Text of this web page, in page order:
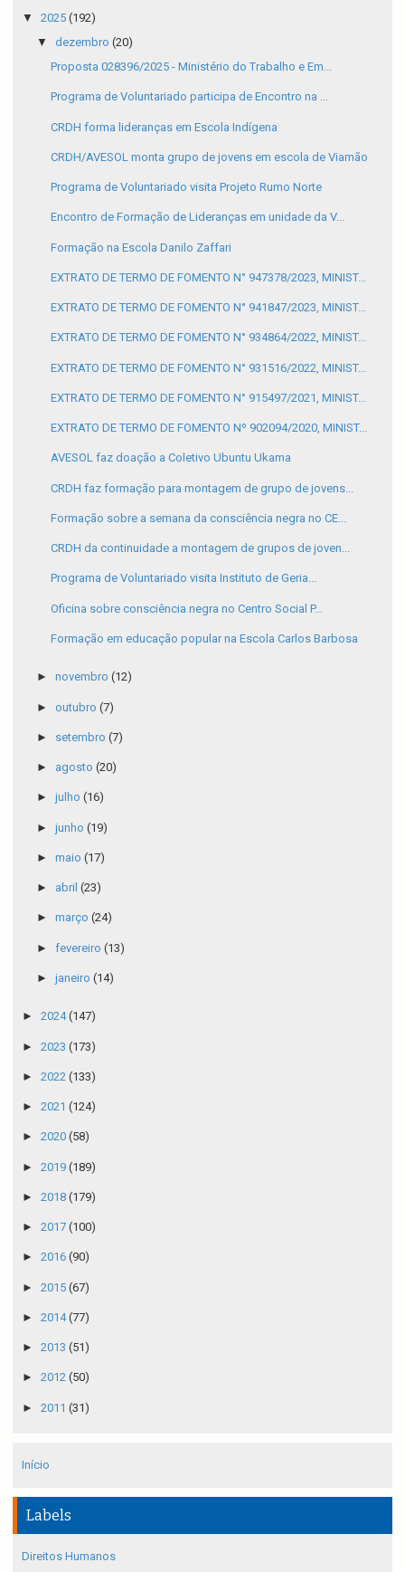
▼ 2025 (192)
▼ dezembro (20)
Proposta 028396/2025 - Ministério do Trabalho e Em...
Programa de Voluntariado participa de Encontro na ...
CRDH forma lideranças em Escola Indígena
CRDH/AVESOL monta grupo de jovens em escola de Viamão
Programa de Voluntariado visita Projeto Rumo Norte
Encontro de Formação de Lideranças em unidade da V...
Formação na Escola Danilo Zaffari
EXTRATO DE TERMO DE FOMENTO N° 947378/2023, MINIST...
EXTRATO DE TERMO DE FOMENTO N° 941847/2023, MINIST...
EXTRATO DE TERMO DE FOMENTO N° 934864/2022, MINIST...
EXTRATO DE TERMO DE FOMENTO N° 931516/2022, MINIST...
EXTRATO DE TERMO DE FOMENTO N° 915497/2021, MINIST...
EXTRATO DE TERMO DE FOMENTO Nº 902094/2020, MINIST...
AVESOL faz doação a Coletivo Ubuntu Ukama
CRDH faz formação para montagem de grupo de jovens...
Formação sobre a semana da consciência negra no CE...
CRDH da continuidade a montagem de grupos de joven...
Programa de Voluntariado visita Instituto de Geria...
Oficina sobre consciência negra no Centro Social P...
Formação em educação popular na Escola Carlos Barbosa
► novembro (12)
► outubro (7)
► setembro (7)
► agosto (20)
► julho (16)
► junho (19)
► maio (17)
► abril (23)
► março (24)
► fevereiro (13)
► janeiro (14)
► 2024(147)
► 2023 (173)
► 2022 (133)
► 2021 (124)
► 2020 (58)
► 2019 (189)
► 2018 (179)
► 2017 (100)
► 2016 (90)
► 2015 (67)
► 2014(77)
► 2013 (51)
► 2012 (50)
► 2011 (31)
Início
Labels
Direitos Humanos